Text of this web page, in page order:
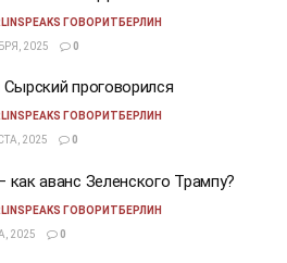
ГОВОРИТБЕРЛИН
2025
0
Сырский проговорился
ГОВОРИТБЕРЛИН
2025
0
аванс Зеленского Трампу?
ГОВОРИТБЕРЛИН
2025
0